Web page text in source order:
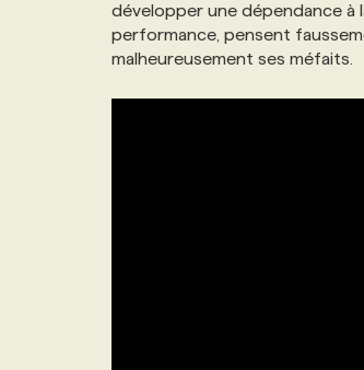
développer une dépendance à
performance, pensent
malheureusement ses méfaits.